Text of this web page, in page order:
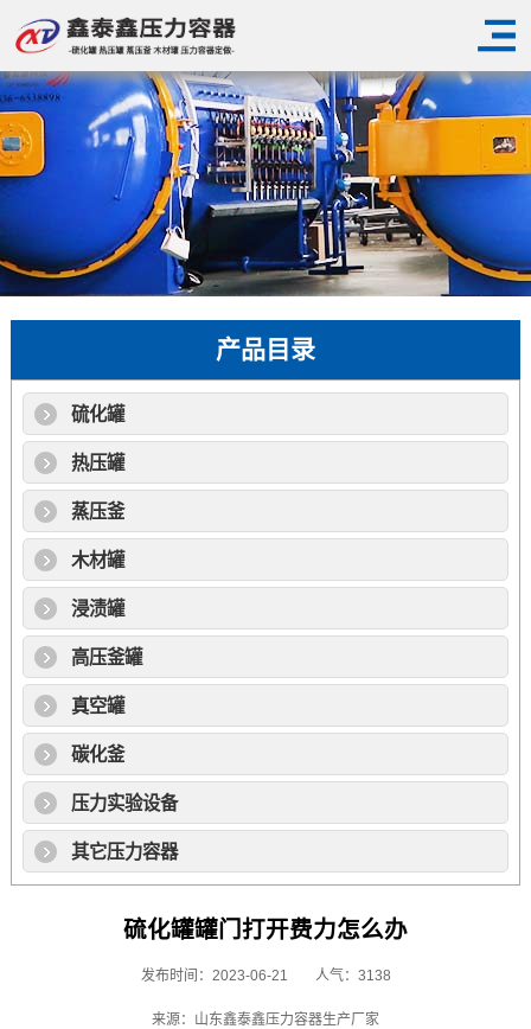
产品目录
硫化罐
热压罐
蒸压釜
木材罐
浸渍罐
高压釜罐
真空罐
碳化釜
压力实验设备
其它压力容器
硫化罐罐门打开费力怎么办
发布时间：2023-06-21 人气：3138
来源：山东鑫泰鑫压力容器生产厂家